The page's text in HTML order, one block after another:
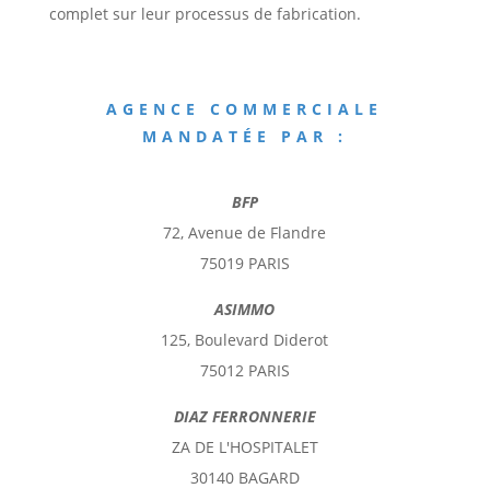
complet sur leur processus de fabrication.
AGENCE COMMERCIALE
MANDATÉE PAR :
BFP
72, Avenue de Flandre
75019 PARIS
ASIMMO
125, Boulevard Diderot
75012 PARIS
DIAZ FERRONNERIE
ZA DE L'HOSPITALET
30140 BAGARD